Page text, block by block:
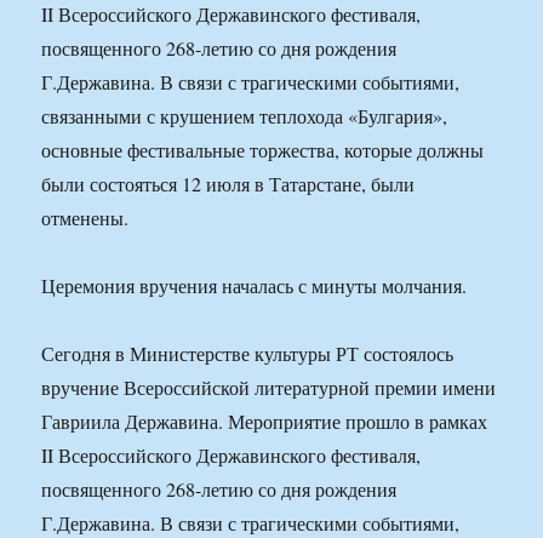
II Всероссийского Державинского фестиваля,
посвященного 268-летию со дня рождения
Г.Державина. В связи с трагическими событиями,
связанными с крушением теплохода «Булгария»,
основные фестивальные торжества, которые должны
были состояться 12 июля в Татарстане, были
отменены.
Церемония вручения началась с минуты молчания.
Сегодня в Министерстве культуры РТ состоялось
вручение Всероссийской литературной премии имени
Гавриила Державина. Мероприятие прошло в рамках
II Всероссийского Державинского фестиваля,
посвященного 268-летию со дня рождения
Г.Державина. В связи с трагическими событиями,